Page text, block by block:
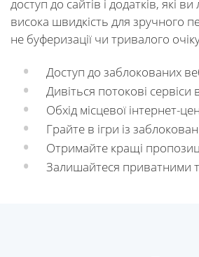
доступ до сайтів і додатків, які
висока швидкість для зручного
не буферизації чи тривалого
Доступ до заблокованих
Дивіться потокові сервіси
Обхід місцевої інтернет-
Грайте в ігри із
Отримайте кращі
Залишайтеся приватними